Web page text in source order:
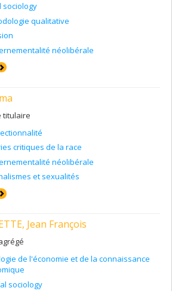
sociology
qualitative
néolibérale
titulaire
critiques de la race
néolibérale
et sexualités
Jean François
de l'économie et de la connaissance
sociology